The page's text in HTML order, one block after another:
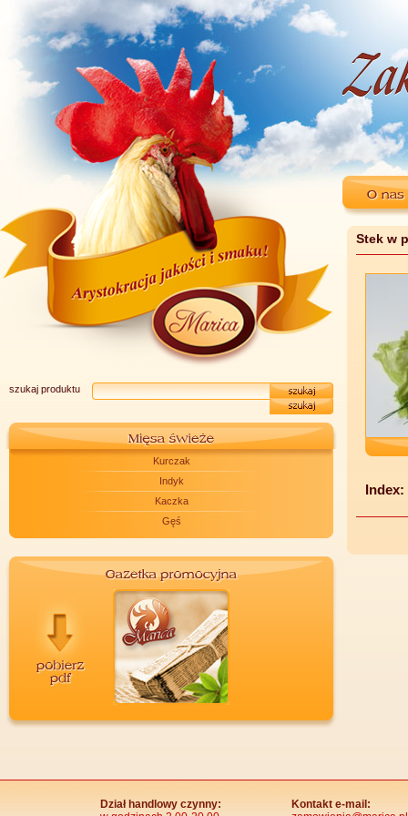
szukaj produktu
Kurczak
Indyk
Kaczka
Gęś
Stek w
Index:
Dział handlowy czynny:
Kontakt e-mail: